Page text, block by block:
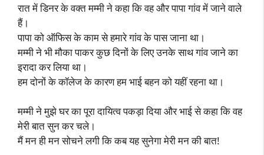
रात में डिनर के वक्त मम्मी ने कहा कि वह और पापा गांव में जाने वाले
हैं।
पापा को ऑफिस के काम से हमारे गांव के पास जाना था।
मम्मी ने भी मौका पाकर कुछ दिनों के लिए उनके साथ गांव जाने का
इरादा कर लिया था।
हम दोनों के कॉलेज के कारण हम भाई बहन को यहीं रहना था।
मम्मी ने मुझे घर का पूरा दायित्व पकड़ा दिया और भाई से कहा कि वह
मेरी बात सुन कर चले।
मैं मन ही मन सोचने लगी कि कब यह सुनेगा मेरी मन की बात!